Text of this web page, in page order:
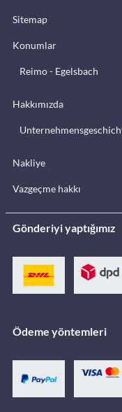
Sitemap
Konumlar
Reimo - Egelsbach
Hakkımızda
Nakliye
Vazgeçme hakkı
Gönderiyi yaptığımız
Ödeme yöntemleri